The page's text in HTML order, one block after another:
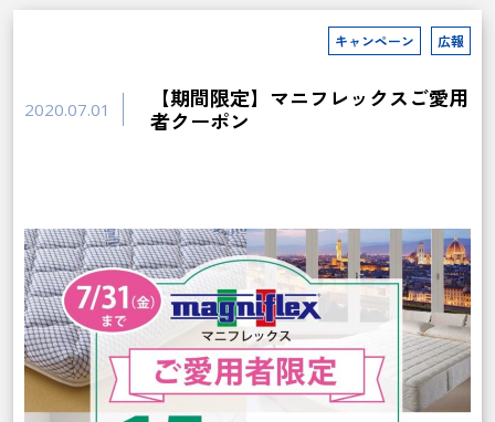
キャンペーン 広報
2020.07.01
【期間限定】マニフレックスご愛用
者クーポン